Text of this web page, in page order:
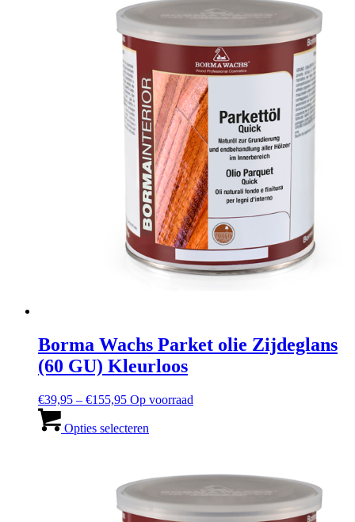
De
opties
kunnen
worden
op
de
productpagina
Borma Wachs Parket olie Zijdeglans
(60 GU) Kleurloos
€39,95 – €155,95Prijsbereik:
tot
Op voorraad
Opties selecteren
De
opties
kunnen